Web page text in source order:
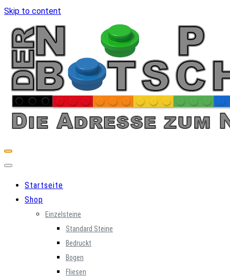
Skip to content
Startseite
Shop
Einzelsteine
Standard Steine
Bedruckt
Bogen
Fliesen